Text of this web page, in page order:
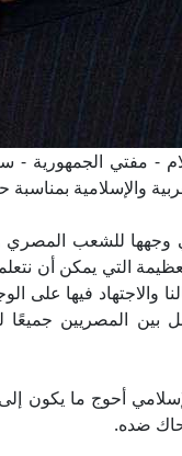
- مفتي الجمهورية -
بمناسبة حلول
للشعب المصري
التي يمكن أن
والاجتهاد فيها على
بين المصريين
أحوج ما
ضده.